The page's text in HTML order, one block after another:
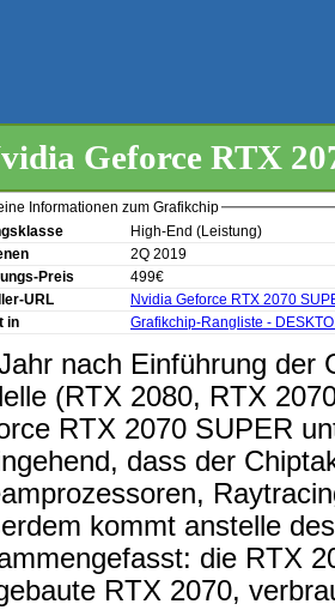
Geforce RTX
Informationen zum Grafikchip
High-End (Leistung)
2Q 2019
Preis
499€
URL
Nvidia Geforce RTX 2070
in
Grafikchip-Rangliste -
nach Einführung der
(RTX 2080, RTX
RTX 2070 SUPER
dass der
kommt anstelle
die RTX
RTX 2070,